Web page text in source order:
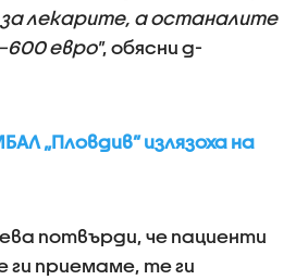
за лекарите, а останалите
евро", обясни д-
„Пловдив” излязоха на
потвърди, че пациенти
ги приемаме, те ги